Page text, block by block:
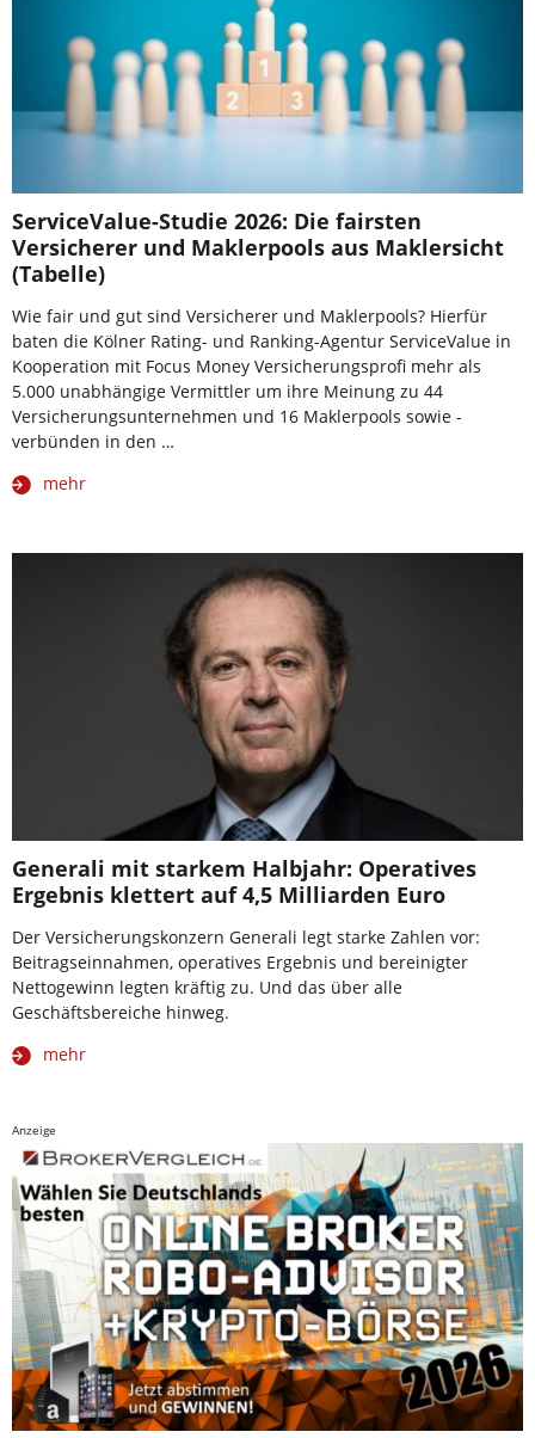
ServiceValue-Studie 2026: Die fairsten
Versicherer und Maklerpools aus Maklersicht
(Tabelle)
Wie fair und gut sind Versicherer und Maklerpools? Hierfür
baten die Kölner Rating- und Ranking-Agentur ServiceValue in
Kooperation mit Focus Money Versicherungsprofi mehr als
5.000 unabhängige Vermittler um ihre Meinung zu 44
Versicherungsunternehmen und 16 Maklerpools sowie -
verbünden in den …
mehr
Generali mit starkem Halbjahr: Operatives
Ergebnis klettert auf 4,5 Milliarden Euro
Der Versicherungskonzern Generali legt starke Zahlen vor:
Beitragseinnahmen, operatives Ergebnis und bereinigter
Nettogewinn legten kräftig zu. Und das über alle
Geschäftsbereiche hinweg.
mehr
Anzeige